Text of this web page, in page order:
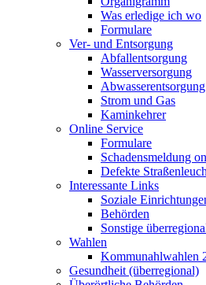
Was erledige ich wo
Formulare
Ver- und Entsorgung
Abfallentsorgung
Wasserversorgung
Abwasserentsorgung
Strom und Gas
Kaminkehrer
Online Service
Formulare
Schadensmeldung
Defekte
Interessante Links
Soziale
Behörden
Sonstige
Wahlen
Kommunahlwahlen
Gesundheit (überregional)